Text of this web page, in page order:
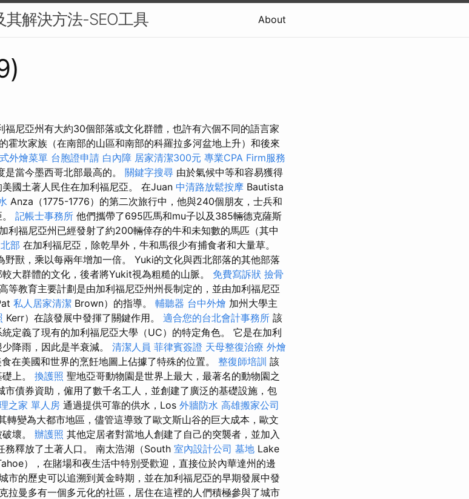
其解決方法-SEO工具 About
尼亞州有大約30個部落或文化群體，也許有六個不同的語言家
霍坎家族（在南部的山區和南部的科羅拉多河盆地上升）和後來
外燴菜單 台胞證申請 白內障 居家清潔300元 專業CPA Firm服務
當今墨西哥北部最高的。 關鍵字搜尋 由於氣候中等和容易獲得
國土著人民住在加利福尼亞。 在Juan 中清路放鬆按摩 Bautista
Anza（1775-1776）的第二次旅行中，他與240個朋友，士兵和
記帳士事務所 他們攜帶了695匹馬和mu子以及385輛德克薩斯
利福尼亞州已經發射了約200輛倖存的牛和未知數的馬匹（其中
部 在加利福尼亞，除乾旱外，牛和馬很少有捕食者和大量草。
野獸，乘以每兩年增加一倍。 Yuki的文化與西北部落的其他部落
大群體的文化，後者將Yukit視為粗糙的山脈。 免費寫訴狀 撿骨
等教育主要計劃是由加利福尼亞州州長制定的，並由加利福尼亞
私人居家清潔 Brown）的指導。 輔聽器 台中外燴 加州大學主
Kerr）在該發展中發揮了關鍵作用。 適合您的台北會計事務所 該
定義了現有的加利福尼亞大學（UC）的特定角色。 它是在加利
降雨，因此是半衰減。 清潔人員 菲律賓簽證 天母整復治療 外燴
在美國和世界的烹飪地圖上佔據了特殊的位置。 整復師培訓 該
上。 換護照 聖地亞哥動物園是世界上最大，最著名的動物園之
債券資助，僱用了數千名工人，並創建了廣泛的基礎設施，包
之家 單人房 通過提供可靠的供水，Los 外牆防水 高雄搬家公司
轉變為大都市地區，儘管這導致了歐文斯山谷的巨大成本，歐文
壞。 辦護照 其他定居者對當地人創建了自己的突襲者，並加入
釋放了土著人口。 南太浩湖（South 室內設計公司 墓地 Lake
），在賭場和夜生活中特別受歡迎，直接位於內華達州的邊
市的歷史可以追溯到黃金時期，並在加利福尼亞的早期發展中發
拉曼多有一個多元化的社區，居住在這裡的人們積極參與了城市